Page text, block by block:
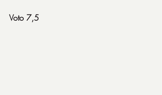
Voto 7,5